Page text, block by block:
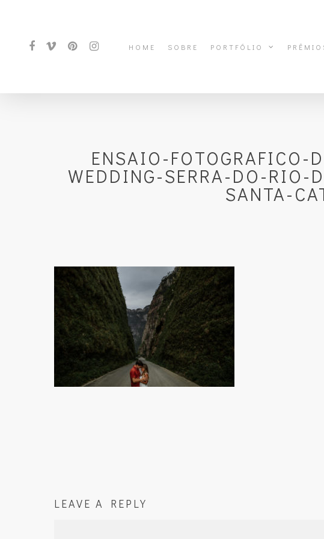
HOME SOBRE PORTFÓLIO
ENSAIO-FOTOGRAFICO-
WEDDING-SERRA-DO-RIO-
SANTA-
LEAVE A REPLY